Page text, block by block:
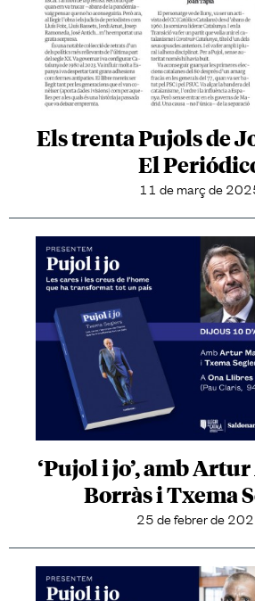
Els trenta Pujols de
El
11 de març de
‘Pujol i jo’, amb
Borràs i Txema
25 de febrer de